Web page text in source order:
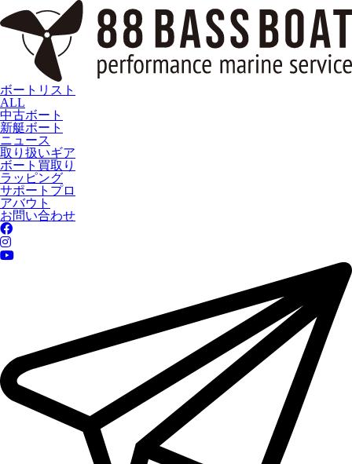
ボートリスト
ALL
中古ボート
新艇ボート
ニュース
取り扱いギア
ボート買取り
ラッピング
サポートプロ
アバウト
お問い合わせ